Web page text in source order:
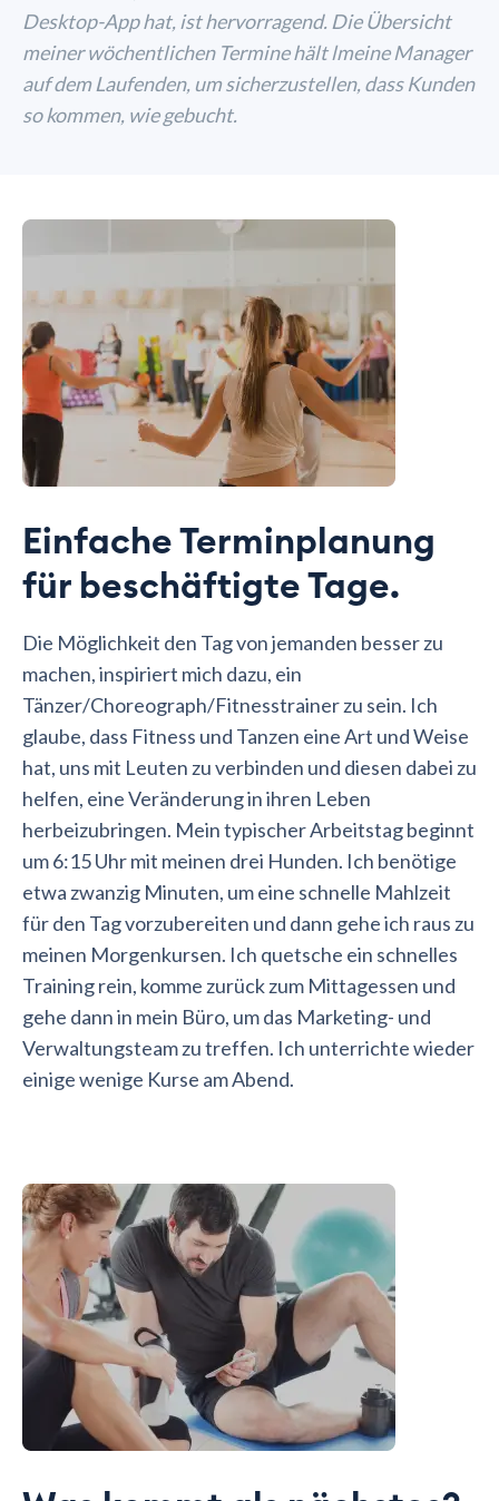
Desktop-App hat, ist hervorragend. Die Übersicht
meiner wöchentlichen Termine hält lmeine Manager
auf dem Laufenden, um sicherzustellen, dass Kunden
so kommen, wie gebucht.
Einfache Terminplanung
für beschäftigte Tage.
Die Möglichkeit den Tag von jemanden besser zu
machen, inspiriert mich dazu, ein
Tänzer/Choreograph/Fitnesstrainer zu sein. Ich
glaube, dass Fitness und Tanzen eine Art und Weise
hat, uns mit Leuten zu verbinden und diesen dabei zu
helfen, eine Veränderung in ihren Leben
herbeizubringen. Mein typischer Arbeitstag beginnt
um 6:15 Uhr mit meinen drei Hunden. Ich benötige
etwa zwanzig Minuten, um eine schnelle Mahlzeit
für den Tag vorzubereiten und dann gehe ich raus zu
meinen Morgenkursen. Ich quetsche ein schnelles
Training rein, komme zurück zum Mittagessen und
gehe dann in mein Büro, um das Marketing- und
Verwaltungsteam zu treffen. Ich unterrichte wieder
einige wenige Kurse am Abend.